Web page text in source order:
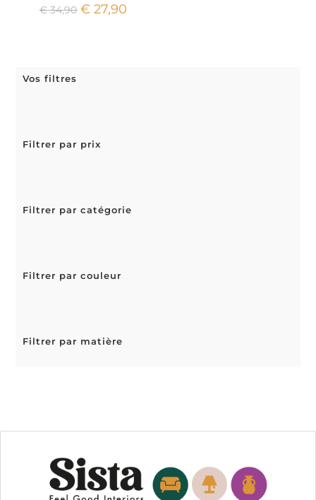
€34,90 € 27,90
Vos filtres
Filtrer par prix
Filtrer par catégorie
Filtrer par couleur
Filtrer par matière